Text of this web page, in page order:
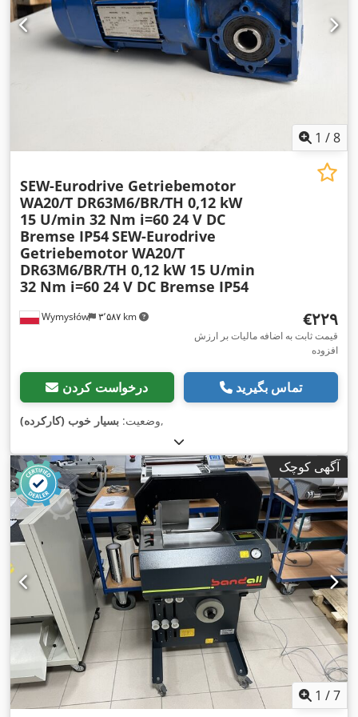
1 /8
Wymysłów ۳٬۵۸۷ km
SEW-Eurodrive Getriebemotor
WA20/T DR63M6/BR/TH 0,12 kW
15 U/min 32 Nm i=60 24 V DC
Bremse IP54SEW-Eurodrive
Getriebemotor WA20/T
DR63M6/BR/TH 0,12 kW 15 U/min
32 Nm i=60 24 V DC Bremse IP54
‎€۲۲۹
قیمت ثابت به اضافه مالیات بر ارزش
افزوده
درخواست کردن تماس بگیرید
وضعیت: بسیار خوب (کارکرده) ,
آگهی کوچک
1 /7